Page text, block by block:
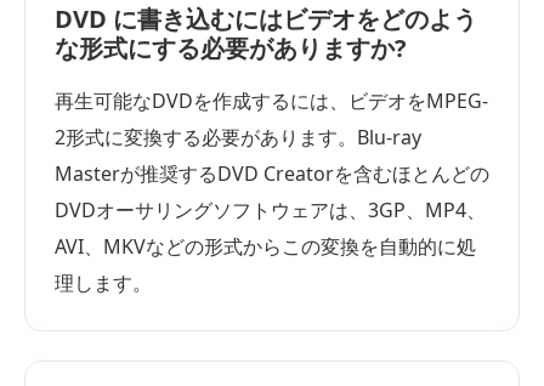
DVD に書き込むにはビデオをどのよう
な形式にする必要がありますか?
再生可能なDVDを作成するには、ビデオをMPEG-
2形式に変換する必要があります。Blu-ray
Masterが推奨するDVD Creatorを含むほとんどの
DVDオーサリングソフトウェアは、3GP、MP4、
AVI、MKVなどの形式からこの変換を自動的に処
理します。